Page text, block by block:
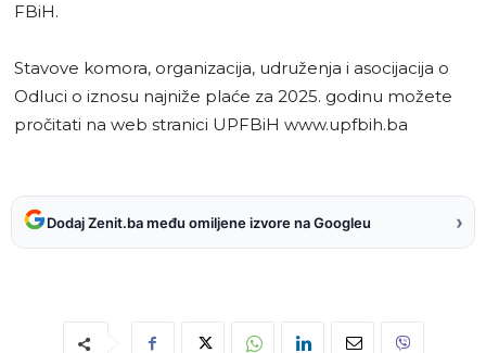
FBiH.
Stavove komora, organizacija, udruženja i asocijacija o
Odluci o iznosu najniže plaće za 2025. godinu možete
pročitati na web stranici UPFBiH www.upfbih.ba
Dodaj Zenit.ba među omiljene izvore na Googleu ›